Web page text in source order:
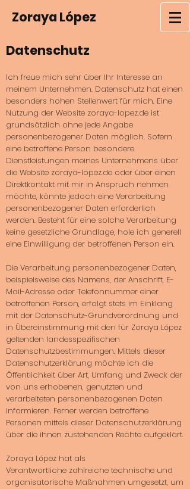
Zoraya López
Datenschutz
Ich freue mich sehr über Ihr Interesse an
meinem Unternehmen. Datenschutz hat einen
besonders hohen Stellenwert für mich. Eine
Nutzung der Website zoraya-lopez.de ist
grundsätzlich ohne jede Angabe
personenbezogener Daten möglich. Sofern
eine betroffene Person besondere
Dienstleistungen meines Unternehmens über
die Website zoraya-lopez.de oder über einen
Direktkontakt mit mir in Anspruch nehmen
möchte, könnte jedoch eine Verarbeitung
personenbezogener Daten erforderlich
werden. Besteht für eine solche Verarbeitung
keine gesetzliche Grundlage, hole ich generell
eine Einwilligung der betroffenen Person ein.
Die Verarbeitung personenbezogener Daten,
beispielsweise des Namens, der Anschrift, E-
Mail-Adresse oder Telefonnummer einer
betroffenen Person, erfolgt stets im Einklang
mit der Datenschutz-Grundverordnung und
in Übereinstimmung mit den für Zoraya López
geltenden landesspezifischen
Datenschutzbestimmungen. Mittels dieser
Datenschutzerklärung möchte ich die
Öffentlichkeit über Art, Umfang und Zweck der
von uns erhobenen, genutzten und
verarbeiteten personenbezogenen Daten
informieren. Ferner werden betroffene
Personen mittels dieser Datenschutzerklärung
über die ihnen zustehenden Rechte aufgeklärt.
Zoraya López hat als
Verantwortliche zahlreiche technische und
organisatorische Maßnahmen umgesetzt, um